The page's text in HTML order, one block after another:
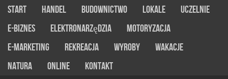
Start Handel Budownictwo Lokale
Uczelnie
E-Biznes
Elektronarzędzia
Motoryzacja
E-marketing
Rekreacja Wyroby
Wakacje
Natura
Online Kontakt